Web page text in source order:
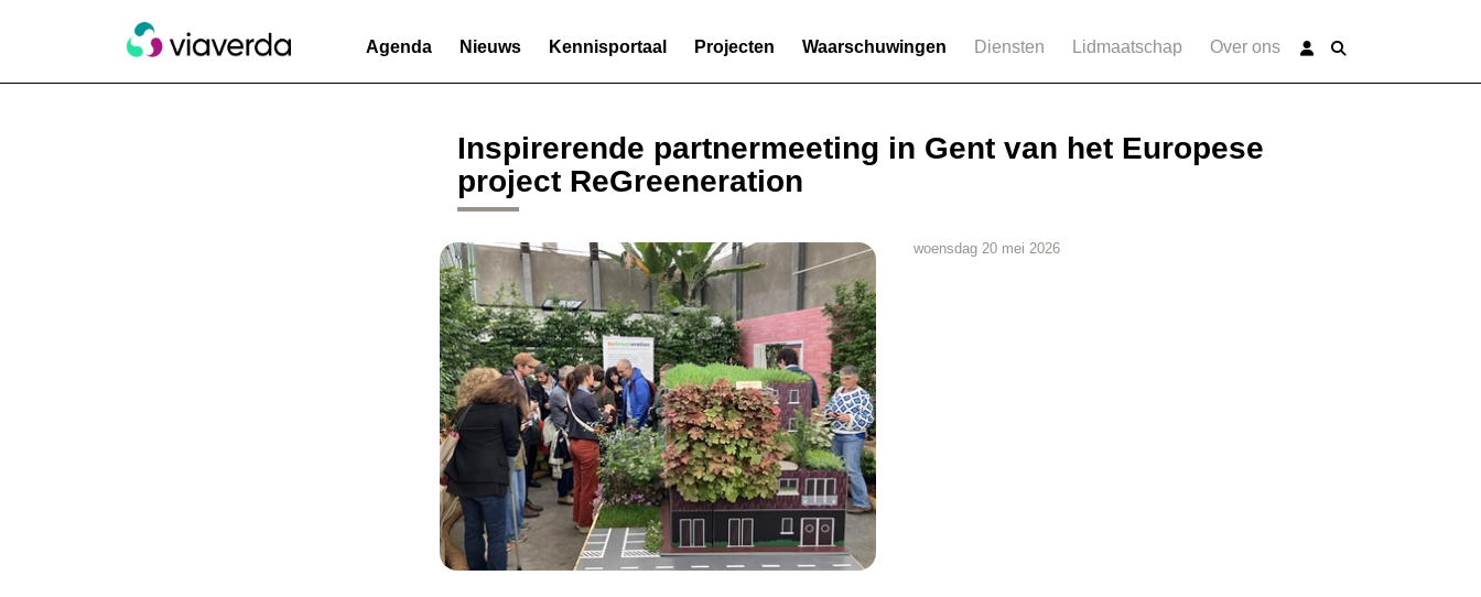
Agenda Nieuws Kennisportaal Projecten Waarschuwingen Diensten Lidmaatschap Over ons
Inspirerende partnermeeting in Gent van het Europese
project ReGreeneration
woensdag 20 mei 2026